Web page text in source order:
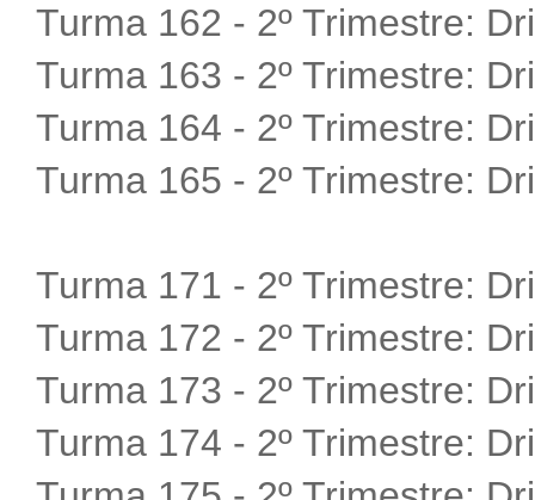
Turma 162 - 2º Trimestre:
Turma 163 - 2º Trimestre:
Turma 164 - 2º Trimestre:
Turma 165 - 2º Trimestre:
Turma 171 - 2º Trimestre:
Turma 172 - 2º Trimestre:
Turma 173 - 2º Trimestre:
Turma 174 - 2º Trimestre: